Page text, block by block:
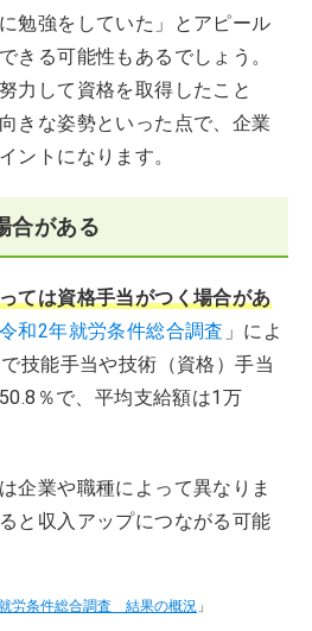
勉強をしていた」とアピール
きる可能性もあるでしょう。
力して資格を取得したこと
きな姿勢といった点で、企業
ントになります。
合がある
ては資格手当がつく場合があ
令和2年就労条件総合調査 」によ
技能手当や技術（資格）手当
％で、平均支給額は1万
企業や職種によって異なりま
と収入アップにつながる可能
労条件総合調査 結果の概況 」